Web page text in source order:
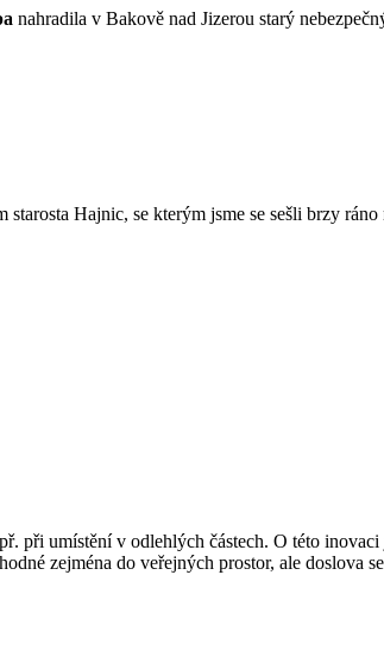
nahradila v Bakově nad Jizerou starý
Hajnic, se kterým jsme se sešli brzy ráno
umístění v odlehlých částech. O této
zejména do veřejných prostor, ale doslova